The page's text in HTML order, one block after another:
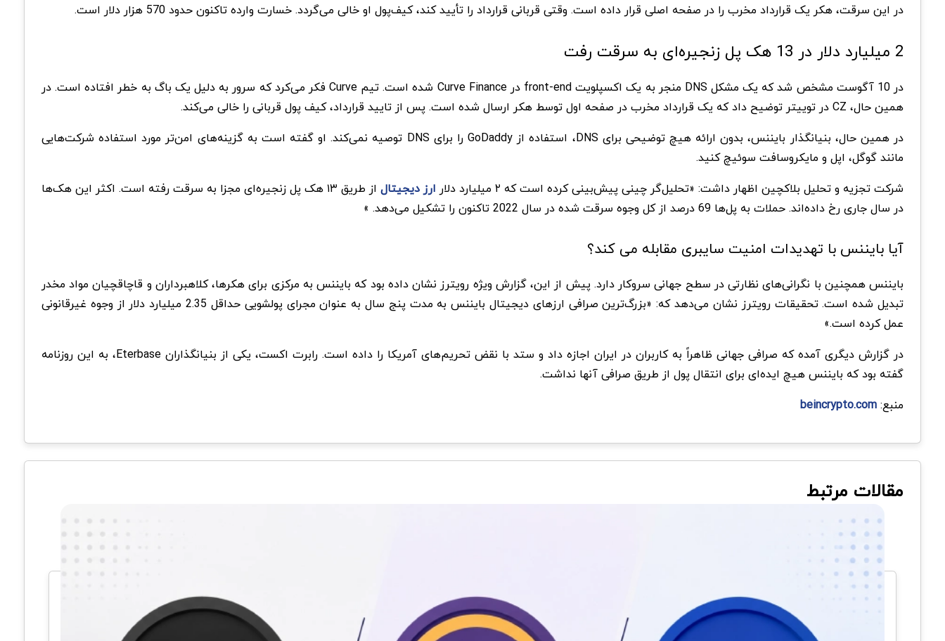
در این سرقت، هکر یک قرارداد مخرب را در صفحه اصلی قرار داده است. وقتی قربانی قرارداد را تأیید کند، کیف‌پول او خالی می‌گردد. خسارت وارده تاکنون حدود 570 هزار دلار است.
2 میلیارد دلار در 13 هک پل زنجیره‌ای به سرقت رفت
در 10 آگوست مشخص شد که یک مشکل DNS منجر به یک اکسپلویت front-end در Curve Finance شده است. تیم Curve فکر می‌کرد که سرور به دلیل یک باگ به خطر افتاده است. در
همین حال، CZ در توییتر توضیح داد که یک قرارداد مخرب در صفحه اول توسط هکر ارسال شده است. پس از تایید قرارداد، کیف پول قربانی را خالی می‌کند.
در همین حال، بنیانگذار بایننس، بدون ارائه هیچ توضیحی برای DNS، استفاده از GoDaddy را برای DNS توصیه نمی‌کند. او گفته است به گزینه‌های امن‌تر مورد استفاده شرکت‌هایی
مانند گوگل، اپل و مایکروسافت سوئیچ کنید.
شرکت تجزیه و تحلیل بلاکچین اظهار داشت: «تحلیل‌گر چینی پیش‌بینی کرده است که ۲ میلیارد دلار
ارز دیجیتال
از طریق ۱۳ هک پل زنجیره‌ای مجزا به سرقت رفته است. اکثر این هک‌ها
در سال جاری رخ داده‌اند. حملات به پل‌ها 69 درصد از کل وجوه سرقت شده در سال 2022 تاکنون را تشکیل می‌دهد. »
آیا بایننس با تهدیدات امنیت سایبری مقابله می کند؟
بایننس همچنین با نگرانی‌های نظارتی در سطح جهانی سروکار دارد. پیش از این، گزارش ویژه رویترز نشان داده بود که بایننس به مرکزی برای هکرها، کلاهبرداران و قاچاقچیان مواد مخدر
تبدیل شده است. تحقیقات رویترز نشان می‌دهد که: «بزرگ‌ترین صرافی ارزهای دیجیتال بایننس به مدت پنج سال به عنوان مجرای پولشویی حداقل 2.35 میلیارد دلار از وجوه غیرقانونی
عمل کرده است.»
در گزارش دیگری آمده که صرافی جهانی ظاهراً به کاربران در ایران اجازه داد و ستد با نقض تحریم‌های آمریکا را داده است. رابرت اکست، یکی از بنیانگذاران Eterbase، به این روزنامه
گفته بود که بایننس هیچ ایده‌ای برای انتقال پول از طریق صرافی آنها نداشت.
منبع:beincrypto.com
مقالات مرتبط